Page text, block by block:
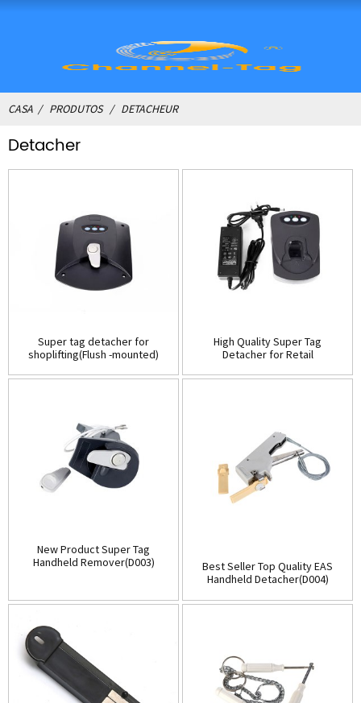
CASA PRODUTOS DETACHEUR
Detacher
Super tag detacher for
shoplifting(Flush -mounted)
High Quality Super Tag
Detacher for Retail
New Product Super Tag
Handheld Remover(D003)
Best Seller Top Quality EAS
Handheld Detacher(D004)